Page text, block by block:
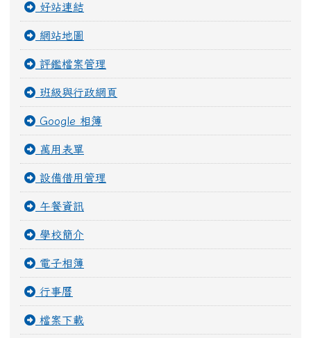
好站連結
網站地圖
評鑑檔案管理
班級與行政網頁
Google 相簿
萬用表單
設備借用管理
午餐資訊
學校簡介
電子相簿
行事曆
檔案下載